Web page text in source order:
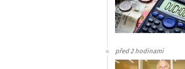
před 2 hodinami